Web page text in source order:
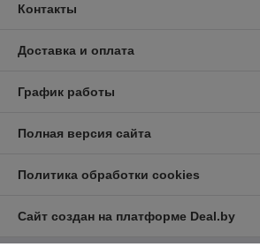
Контакты
Доставка и оплата
График работы
Полная версия сайта
Политика обработки cookies
Сайт создан на платформе Deal.by